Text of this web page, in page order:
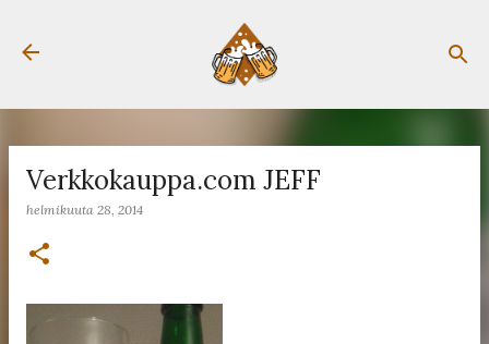
Siirry pääsisältöön
Verkkokauppa.com JEFF
helmikuuta 28, 2014